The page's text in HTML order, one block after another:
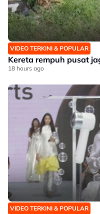
VIDEO TERKINI & POPULAR
Kereta rempuh pusat
18 hours ago
VIDEO TERKINI & POPULAR